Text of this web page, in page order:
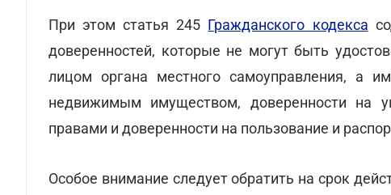
При этом статья 245 Гражданского кодекса
доверенностей, которые не могут быть
лицом органа местного самоуправления, а
недвижимым имуществом, доверенности на
правами и доверенности на пользование и
Особое внимание следует обратить на срок